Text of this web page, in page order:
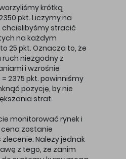
krótką
pkt. Liczymy na
chcielibyśmy stracić
na każdym
25 pkt. Oznacza to, że
niezgodny z
i wzrośnie
2375 pkt. powinniśmy
pozycję, by nie
strat.
monitorować rynek i
zostanie
Należy jednak
z tego, że zanim